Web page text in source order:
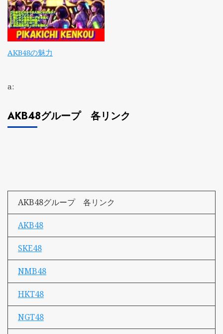
AKB48の魅力
a:
AKB48グループ 各リンク
AKB48グループ 各リンク
AKB48
SKE48
NMB48
HKT48
NGT48